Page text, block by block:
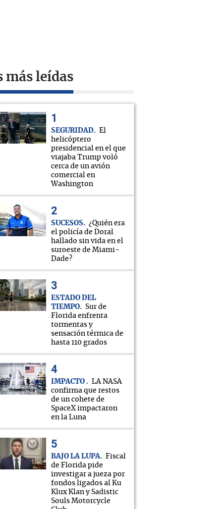
más leídas
SEGURIDAD
El
helicóptero
presidencial en el que
viajaba Trump voló
cerca de un avión
comercial en
Washington
SUCESOS
¿Quién era
el policía de Doral
hallado sin vida en el
suroeste de Miami-
Dade?
ESTADO DEL
TIEMPO
Sur de
Florida enfrenta
tormentas y
sensación térmica de
hasta 110 grados
IMPACTO
LA NASA
confirma que restos
de un cohete de
SpaceX impactaron
en la Luna
BAJO LA LUPA
Fiscal
de Florida pide
investigar a jueza por
fondos ligados al Ku
Klux Klan y Sadistic
Souls Motorcycle